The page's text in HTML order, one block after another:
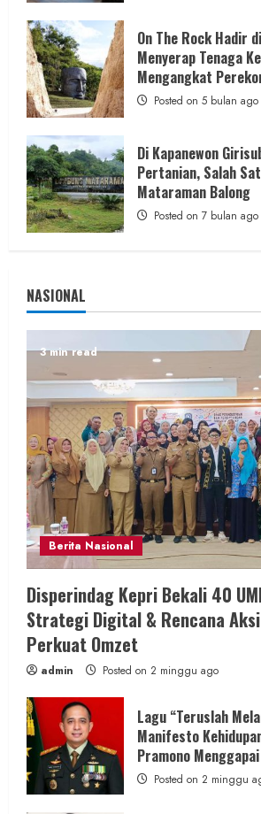
Trending
Dugaan Penipuan Masuk Kerja
Wonosari Seret Oknum
admin Posted on 2 hari ago
On The Rock Hadir
Menyerap Tenaga
Mengangkat
Posted on 5 bulan ago
Di Kapanewon
Pertanian, Salah
Mataraman Balong
Posted on 7 bulan ago
NASIONAL
3 min read
Berita Nasional
Disperindag Kepri Bekali 40
Strategi Digital & Rencana
Perkuat Omzet
admin Posted on 2 minggu ago
Lagu “Teruslah
Manifesto
Pramono
Posted on 2 minggu